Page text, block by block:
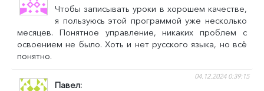
Чтобы записывать уроки в хорошем качестве,
я пользуюсь этой программой уже несколько
месяцев. Понятное управление, никаких проблем с
освоением не было. Хоть и нет русского языка, но всё
понятно.
Павел
04.12.2024 0:39:15